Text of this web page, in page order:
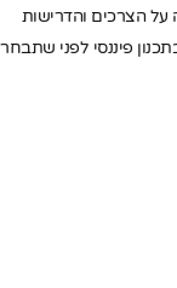
הצרכים והדרישות
פיננסי לפני שתבחר